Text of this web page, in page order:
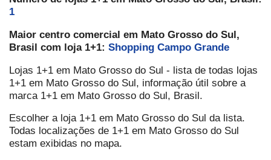
1
Maior centro comercial em Mato Grosso do Sul,
Brasil com loja 1+1: Shopping Campo Grande
Lojas 1+1 em Mato Grosso do Sul - lista de todas lojas
1+1 em Mato Grosso do Sul, informação útil sobre a
marca 1+1 em Mato Grosso do Sul, Brasil.
Escolher a loja 1+1 em Mato Grosso do Sul da lista.
Todas localizações de 1+1 em Mato Grosso do Sul
estam exibidas no mapa.